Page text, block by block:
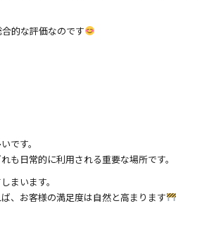
的な評価なのです
です。
も日常的に利用される重要な場所です。
まいます。
、お客様の満足度は自然と高まります